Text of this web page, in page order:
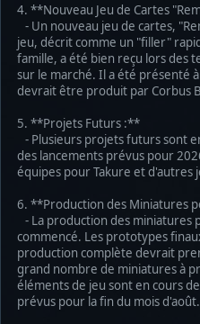
4. **Nouveau Jeu de Cartes
- Un nouveau jeu de cartes,
jeu, décrit comme un "filler"
famille, a été bien reçu lors des
sur le marché. Il a été présenté
devrait être produit par Corbus
5. **Projets Futurs :**
- Plusieurs projets futurs sont
des lancements prévus pour
équipes pour Takure et d'autres
6. **Production des Miniatures
- La production des miniatures
commencé. Les prototypes
production complète devrait
grand nombre de miniatures à
éléments de jeu sont en cours
prévus pour la fin du mois d'août.